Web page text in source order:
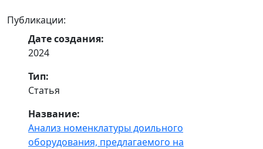
Публикации:
Дате создания:
2024
Тип:
Статья
Название:
Анализ номенклатуры доильного
оборудования, предлагаемого на